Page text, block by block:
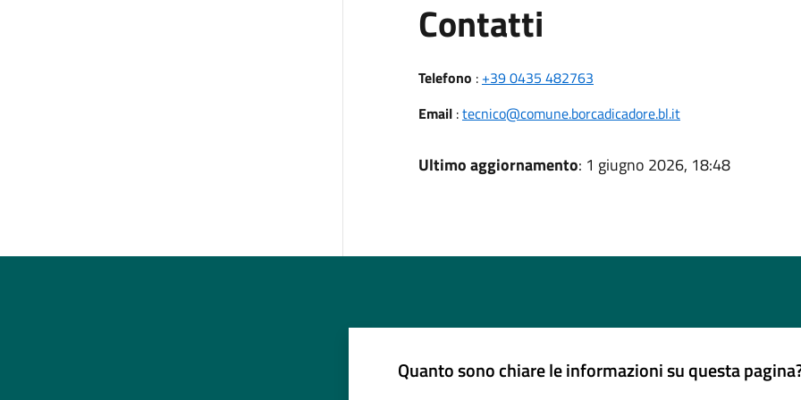
Contatti
Telefono : +39 0435 482763
Email:tecnico@comune.borcadicadore.bl.it
Ultimo aggiornamento: 1 giugno 2026, 18:48
Quanto sono chiare le informazioni su questa